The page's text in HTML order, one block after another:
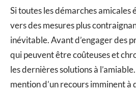
Si toutes les démarches amicales
vers des mesures plus
inévitable. Avant d’engager des
qui peuvent être coûteuses et
les dernières solutions à
mention d’un recours imminent à